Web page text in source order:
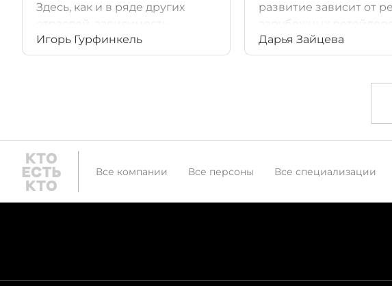
Здесь, как и в ряде других
отраслей, зависимость
от западных товаров близка
к критической,
Игорь Гурфинкель
развитие зависит от
зарубежных
о работе на российском
рынке. Если их не
аренды может
антирекорд 2008 года.
Дарья Зайцева
Все компании Все персоны Все специализации